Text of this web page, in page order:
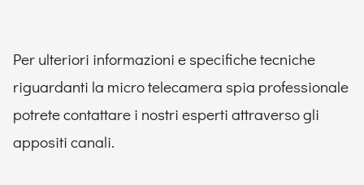
Per ulteriori informazioni e specifiche tecniche
riguardanti la micro telecamera spia professionale
potrete contattare i nostri esperti attraverso gli
appositi canali.